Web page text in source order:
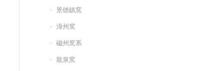
景徳鎮窯
漳州窯
磁州窯系
龍泉窯